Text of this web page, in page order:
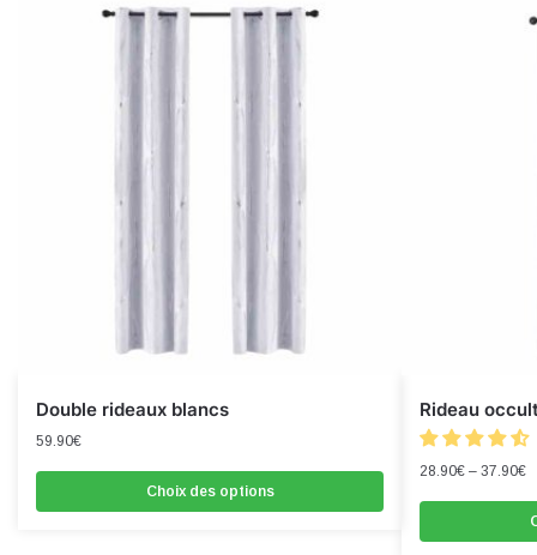
Double rideaux blancs
59.90€
Choix des options
Rideau
28.90€ – 37.90€